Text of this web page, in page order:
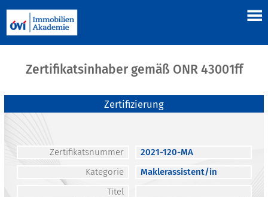
Zertifikatsinhaber gemäß ONR 43001ff
Zertifizierung
Zertifikatsnummer
2021-120-MA
Kategorie
Maklerassistent/in
Titel